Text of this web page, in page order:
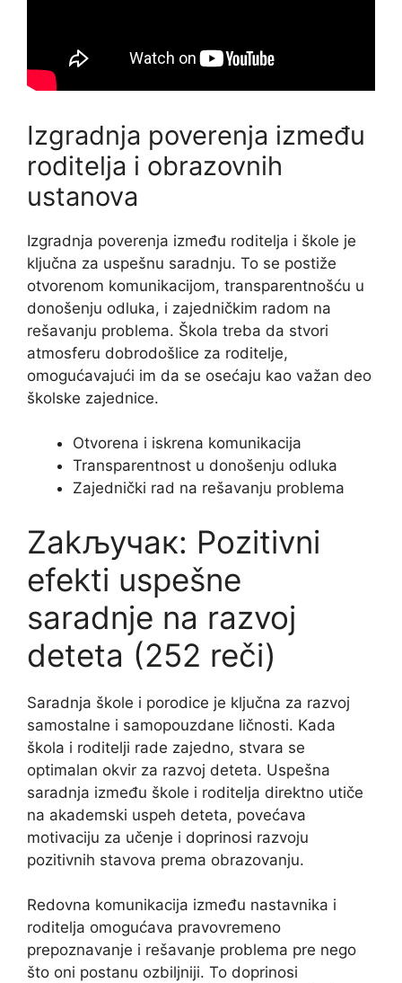
Izgradnja poverenja između
roditelja i obrazovnih
ustanova
Izgradnja poverenja između roditelja i škole je
ključna za uspešnu saradnju. To se postiže
otvorenom komunikacijom, transparentnošću u
donošenju odluka, i zajedničkim radom na
rešavanju problema. Škola treba da stvori
atmosferu dobrodošlice za roditelje,
omogućavajući im da se osećaju kao važan deo
školske zajednice.
Otvorena i iskrena komunikacija
Transparentnost u donošenju odluka
Zajednički rad na rešavanju problema
Zakључак: Pozitivni
efekti uspešne
saradnje na razvoj
deteta (252 reči)
Saradnja škole i porodice je ključna za razvoj
samostalne i samopouzdane ličnosti. Kada
škola i roditelji rade zajedno, stvara se
optimalan okvir za razvoj deteta. Uspešna
saradnja između škole i roditelja direktno utiče
na akademski uspeh deteta, povećava
motivaciju za učenje i doprinosi razvoju
pozitivnih stavova prema obrazovanju.
Redovna komunikacija između nastavnika i
roditelja omogućava pravovremeno
prepoznavanje i rešavanje problema pre nego
što oni postanu ozbiljniji. To doprinosi